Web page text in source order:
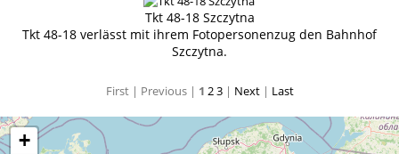
Tkt 48-18 Szczytna
Tkt 48-18 verlässt mit ihrem Fotopersonenzug den Bahnhof
Szczytna.
First | Previous | 1 23 | Next | Last
+